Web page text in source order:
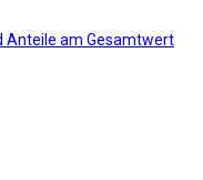
Anteile am Gesamtwert